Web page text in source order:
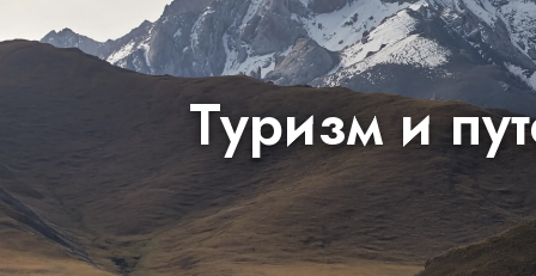
Туризм и
EN
English
RU
Русский